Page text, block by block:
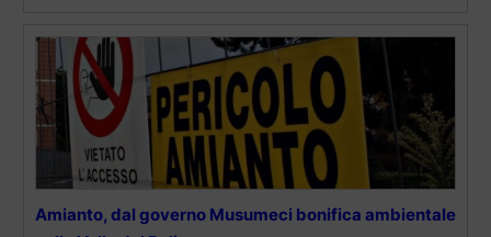
Amianto, dal governo Musumeci bonifica ambientale